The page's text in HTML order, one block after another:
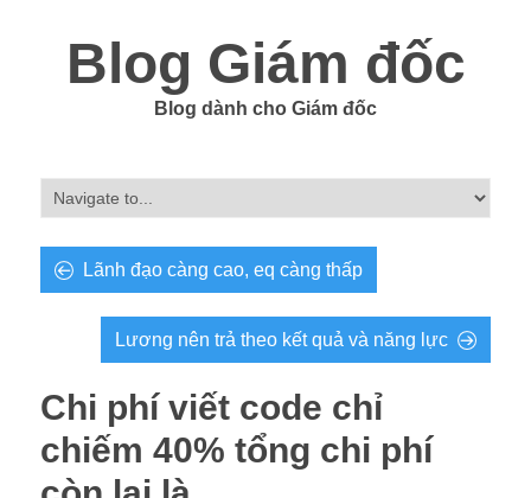
Blog Giám đốc
Blog dành cho Giám đốc
Lãnh đạo càng cao, eq càng thấp
Lương nên trả theo kết quả và năng lực
Chi phí viết code chỉ
chiếm 40% tổng chi phí